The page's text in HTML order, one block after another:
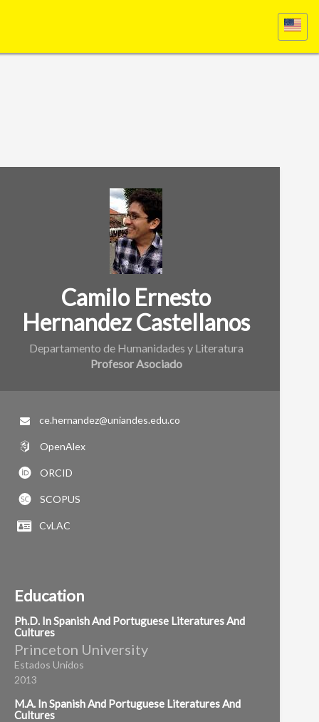
Camilo Ernesto
Hernandez Castellanos
Departamento de Humanidades y Literatura
Profesor Asociado
ce.hernandez@uniandes.edu.co
OpenAlex
ORCID
SCOPUS
CvLAC
Education
Ph.D. In Spanish And Portuguese Literatures And
Cultures
Princeton University
Estados Unidos
2013
M.A. In Spanish And Portuguese Literatures And
Cultures